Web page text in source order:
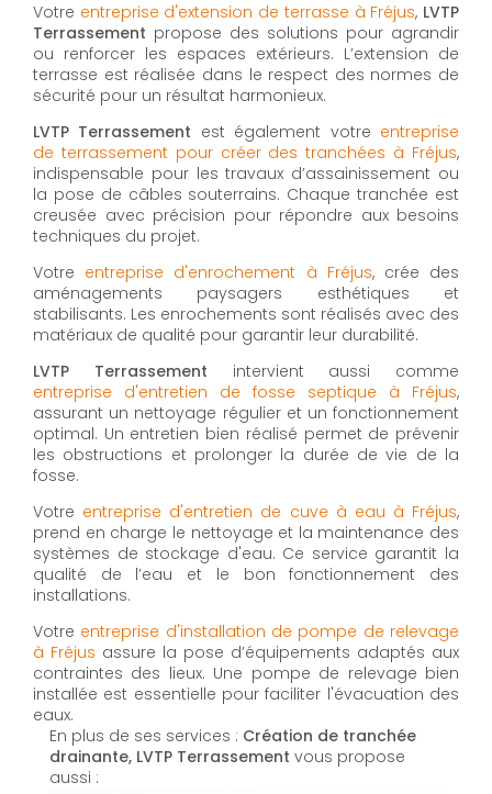
Votre entreprise d'extension de terrasse à Fréjus, LVTP
Terrassement propose des solutions pour agrandir
ou renforcer les espaces extérieurs. L’extension de
terrasse est réalisée dans le respect des normes de
sécurité pour un résultat harmonieux.
LVTP Terrassement est également votre entreprise
de terrassement pour créer des tranchées à Fréjus,
indispensable pour les travaux d’assainissement ou
la pose de câbles souterrains. Chaque tranchée est
creusée avec précision pour répondre aux besoins
techniques du projet.
Votre entreprise d'enrochement à Fréjus, crée des
aménagements paysagers esthétiques et
stabilisants. Les enrochements sont réalisés avec des
matériaux de qualité pour garantir leur durabilité.
LVTP Terrassement intervient aussi comme
entreprise d'entretien de fosse septique à Fréjus,
assurant un nettoyage régulier et un fonctionnement
optimal. Un entretien bien réalisé permet de prévenir
les obstructions et prolonger la durée de vie de la
fosse.
Votre entreprise d'entretien de cuve à eau à Fréjus,
prend en charge le nettoyage et la maintenance des
systèmes de stockage d'eau. Ce service garantit la
qualité de l’eau et le bon fonctionnement des
installations.
Votre entreprise d'installation de pompe de relevage
à Fréjus assure la pose d’équipements adaptés aux
contraintes des lieux. Une pompe de relevage bien
installée est essentielle pour faciliter l'évacuation des
eaux.
En plus de ses services : Création de tranchée
drainante, LVTP Terrassement vous propose
aussi :